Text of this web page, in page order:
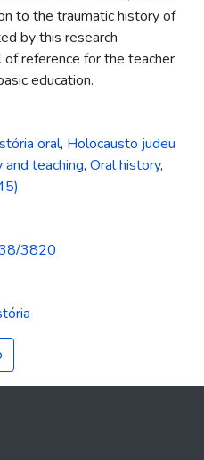
to the traumatic history of
by this research
reference for the teacher
education.
oral, Holocausto judeu
teaching, Oral history,
3820